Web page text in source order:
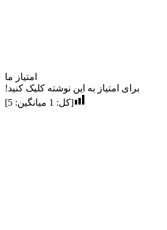
امتیاز ما
برای امتیاز به این نوشته کلیک کنید!
[کل: 1 میانگین: 5
]